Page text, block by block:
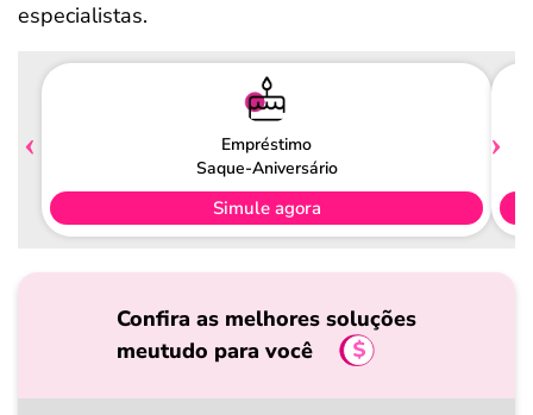
especialistas.
Empréstimo
Saque-Aniversário
Simule agora
Confira as melhores soluções
meutudo para você